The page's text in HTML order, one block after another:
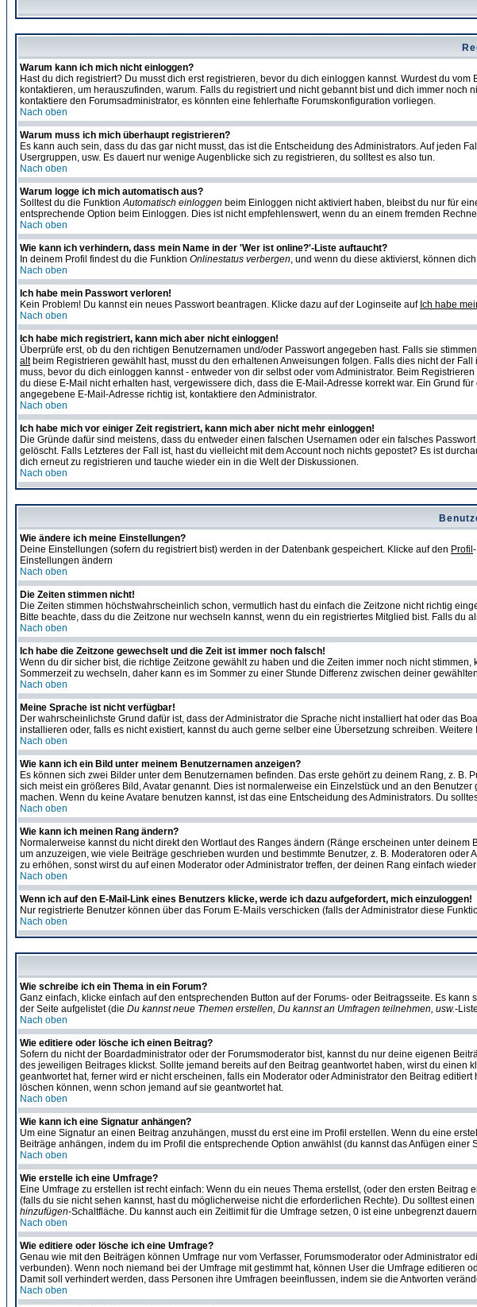
Warum kann ich mich nicht einloggen?
Hast du dich registriert? Du musst dich erst registrieren, bevor du dich einloggen kannst. Wurdest du
kontaktieren, um herauszufinden, warum. Falls du registriert und nicht gebannt bist und dich immer
kontaktiere den Forumsadministrator, es könnten eine fehlerhafte Forumskonfiguration vorliegen.
Nach oben
Warum muss ich mich überhaupt registrieren?
Es kann auch sein, dass du das gar nicht musst, das ist die Entscheidung des Administrators. Auf jeden
Usergruppen, usw. Es dauert nur wenige Augenblicke sich zu registrieren, du solltest es also tun.
Nach oben
Warum logge ich mich automatisch aus?
Solltest du die FunktionAutomatisch einloggen beim Einloggen nicht aktiviert haben, bleibst du nur für
entsprechende Option beim Einloggen. Dies ist nicht empfehlenswert, wenn du an einem fremden
Nach oben
Wie kann ich verhindern, dass mein Name in der 'Wer ist online?'-Liste auftaucht?
In deinem Profil findest du die Funktion Onlinestatus verbergen, und wenn du diese aktivierst, können
Nach oben
Ich habe mein Passwort verloren!
Kein Problem! Du kannst ein neues Passwort beantragen. Klicke dazu auf der Loginseite auf Ich habe
Nach oben
Ich habe mich registriert, kann mich aber nicht einloggen!
Überprüfe erst, ob du den richtigen Benutzernamen und/oder Passwort angegeben hast. Falls sie
altbeim Registrieren gewählt hast, musst du den erhaltenen Anweisungen folgen. Falls dies nicht der
muss, bevor du dich einloggen kannst - entweder von dir selbst oder vom Administrator. Beim
du diese E-Mail nicht erhalten hast, vergewissere dich, dass die E-Mail-Adresse korrekt war. Ein Grund
angegebene E-Mail-Adresse richtig ist, kontaktiere den Administrator.
Nach oben
Ich habe mich vor einiger Zeit registriert, kann mich aber nicht mehr einloggen!
Die Gründe dafür sind meistens, dass du entweder einen falschen Usernamen oder ein falsches
gelöscht. Falls Letzteres der Fall ist, hast du vielleicht mit dem Account noch nichts gepostet? Es ist
dich erneut zu registrieren und tauche wieder ein in die Welt der Diskussionen.
Nach oben
Wie ändere ich meine Einstellungen?
Deine Einstellungen (sofern du registriert bist) werden in der Datenbank gespeichert. Klicke auf den Profil
Einstellungen ändern
Nach oben
Die Zeiten stimmen nicht!
Die Zeiten stimmen höchstwahrscheinlich schon, vermutlich hast du einfach die Zeitzone nicht richtig
Bitte beachte, dass du die Zeitzone nur wechseln kannst, wenn du ein registriertes Mitglied bist. Falls du
Nach oben
Ich habe die Zeitzone gewechselt und die Zeit ist immer noch falsch!
Wenn du dir sicher bist, die richtige Zeitzone gewählt zu haben und die Zeiten immer noch nicht
Sommerzeit zu wechseln, daher kann es im Sommer zu einer Stunde Differenz zwischen deiner
Nach oben
Meine Sprache ist nicht verfügbar!
Der wahrscheinlichste Grund dafür ist, dass der Administrator die Sprache nicht installiert hat oder das
installieren oder, falls es nicht existiert, kannst du auch gerne selber eine Übersetzung schreiben.
Nach oben
Wie kann ich ein Bild unter meinem Benutzernamen anzeigen?
Es können sich zwei Bilder unter dem Benutzernamen befinden. Das erste gehört zu deinem Rang, z.
sich meist ein größeres Bild, Avatar genannt. Dies ist normalerweise ein Einzelstück und an den
machen. Wenn du keine Avatare benutzen kannst, ist das eine Entscheidung des Administrators. Du
Nach oben
Wie kann ich meinen Rang ändern?
Normalerweise kannst du nicht direkt den Wortlaut des Ranges ändern (Ränge erscheinen unter
um anzuzeigen, wie viele Beiträge geschrieben wurden und bestimmte Benutzer, z. B. Moderatoren
zu erhöhen, sonst wirst du auf einen Moderator oder Administrator treffen, der deinen Rang einfach
Nach oben
Wenn ich auf den E-Mail-Link eines Benutzers klicke, werde ich dazu aufgefordert, mich einzuloggen!
Nur registrierte Benutzer können über das Forum E-Mails verschicken (falls der Administrator diese
Nach oben
Wie schreibe ich ein Thema in ein Forum?
Ganz einfach, klicke einfach auf den entsprechenden Button auf der Forums- oder Beitragsseite. Es
der Seite aufgelistet (die Du kannst neue Themen erstellen, Du kannst an Umfragen teilnehmen, usw.-
Nach oben
Wie editiere oder lösche ich einen Beitrag?
Sofern du nicht der Boardadministrator oder der Forumsmoderator bist, kannst du nur deine eigenen
des jeweiligen Beitrages klickst. Sollte jemand bereits auf den Beitrag geantwortet haben, wirst du
geantwortet hat, ferner wird er nicht erscheinen, falls ein Moderator oder Administrator den Beitrag
löschen können, wenn schon jemand auf sie geantwortet hat.
Nach oben
Wie kann ich eine Signatur anhängen?
Um eine Signatur an einen Beitrag anzuhängen, musst du erst eine im Profil erstellen. Wenn du eine
Beiträge anhängen, indem du im Profil die entsprechende Option anwählst (du kannst das Anfügen
Nach oben
Wie erstelle ich eine Umfrage?
Eine Umfrage zu erstellen ist recht einfach: Wenn du ein neues Thema erstellst, (oder den ersten
(falls du sie nicht sehen kannst, hast du möglicherweise nicht die erforderlichen Rechte). Du solltest
hinzufügen-Schaltfläche. Du kannst auch ein Zeitlimit für die Umfrage setzen, 0 ist eine unbegrenzt
Nach oben
Wie editiere oder lösche ich eine Umfrage?
Genau wie mit den Beiträgen können Umfrage nur vom Verfasser, Forumsmoderator oder Administrator
verbunden). Wenn noch niemand bei der Umfrage mit gestimmt hat, können User die Umfrage
Damit soll verhindert werden, dass Personen ihre Umfragen beeinflussen, indem sie die Antworten
Nach oben